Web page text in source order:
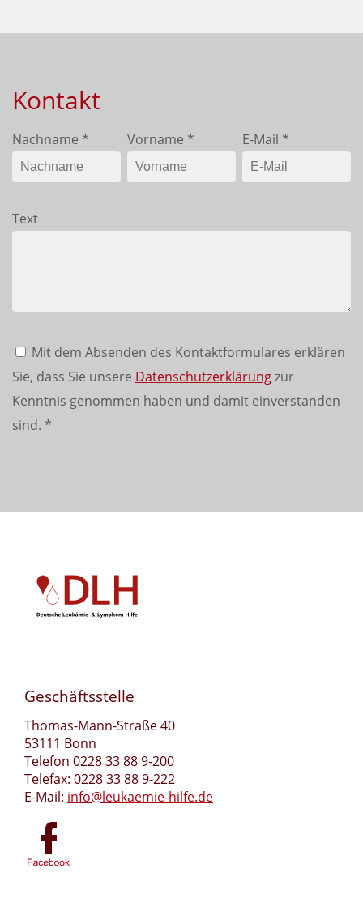
Kontakt
Nachname * Vorname * E-Mail *
Text
Mit dem Absenden des Kontaktformulares erklären
Sie, dass Sie unsere Datenschutzerklärungzur
Kenntnis genommen haben und damit einverstanden
sind. *
Geschäftsstelle
Thomas-Mann-Straße 40
53111 Bonn
Telefon 0228 33 88 9-200
Telefax: 0228 33 88 9-222
E-Mail: info@leukaemie-hilfe.de